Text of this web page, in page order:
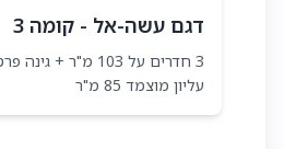
דגם עשה-אל - קומה 3
3 חדרים על 103 מ"ר
עליון מוצמד 85 מ"ר